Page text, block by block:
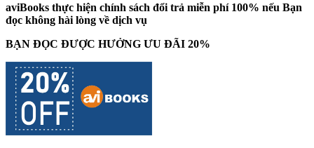
aviBooks thực hiện chính sách đổi trả miễn phí 100% nếu Bạn
đọc không hài lòng về dịch vụ
BẠN ĐỌC ĐƯỢC HƯỞNG ƯU ĐÃI 20%